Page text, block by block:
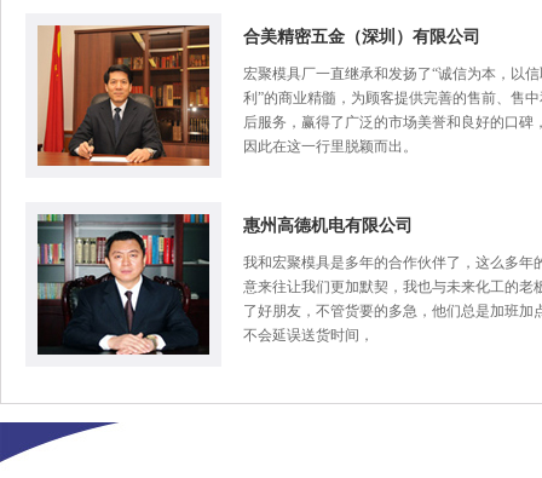
合美精密五金（深圳）有限公司
宏聚模具厂一直继承和发扬了“诚信为本，以信
利”的商业精髓，为顾客提供完善的售前、售
后服务，赢得了广泛的市场美誉和良好的口碑
因此在这一行里脱颖而出。
惠州高德机电有限公司
我和宏聚模具是多年的合作伙伴了，这么多年
意来往让我们更加默契，我也与未来化工的老
了好朋友，不管货要的多急，他们总是加班加
不会延误送货时间，